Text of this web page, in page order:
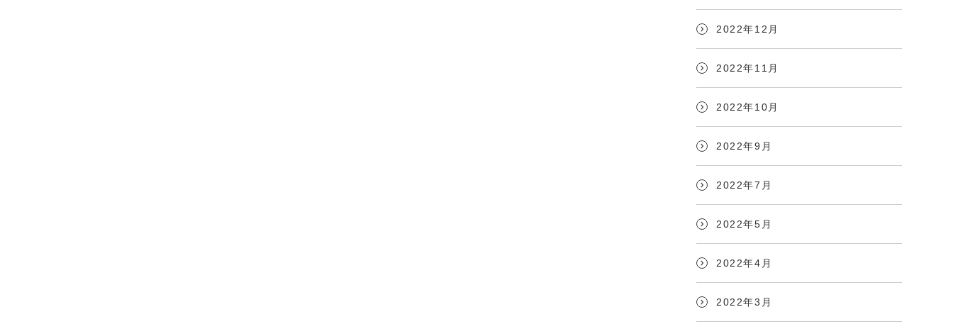
2022年12月
2022年11月
2022年10月
2022年9月
2022年7月
2022年5月
2022年4月
2022年3月